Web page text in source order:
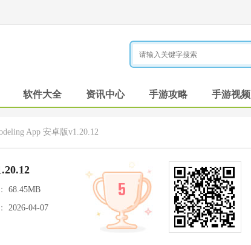
软件大全 资讯中心 手游攻略 手游视频
App 安卓版v1.20.12
68.45MB
2026-04-07
5